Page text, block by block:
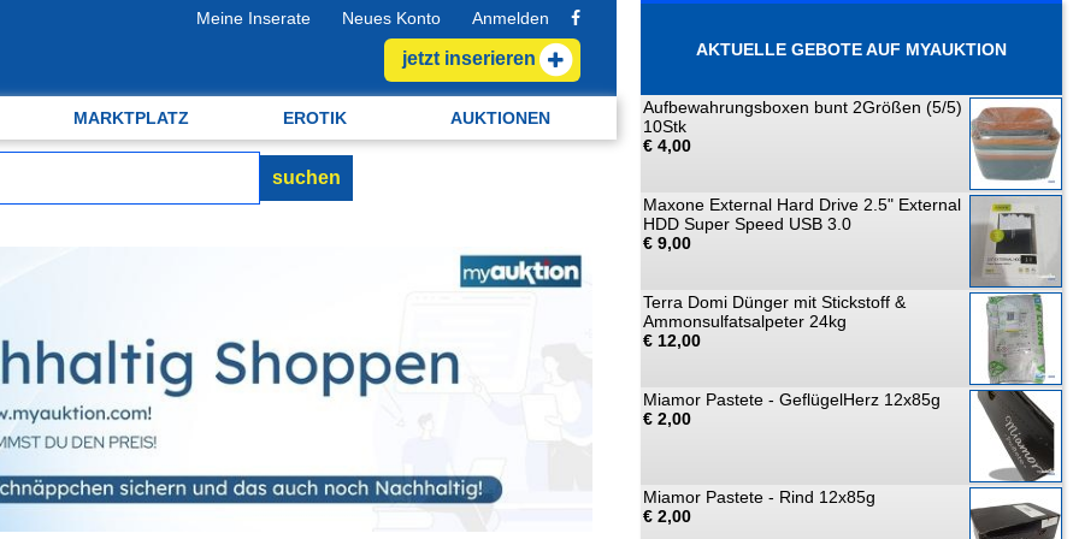
Meine Inserate Neues Konto Anmelden
jetzt inserieren
MARKTPLATZ EROTIK AUKTIONEN
suchen
AKTUELLE GEBOTE AUF MYAUKTION
Aufbewahrungsboxen bunt 2Größen (5/5)
10Stk
€ 4,00
Maxone External Hard Drive 2.5" External
HDD Super Speed USB 3.0
€ 9,00
Terra Domi Dünger mit Stickstoff &
Ammonsulfatsalpeter 24kg
€ 12,00
Miamor Pastete - GeflügelHerz 12x85g
€ 2,00
Miamor Pastete - Rind 12x85g
€ 2,00